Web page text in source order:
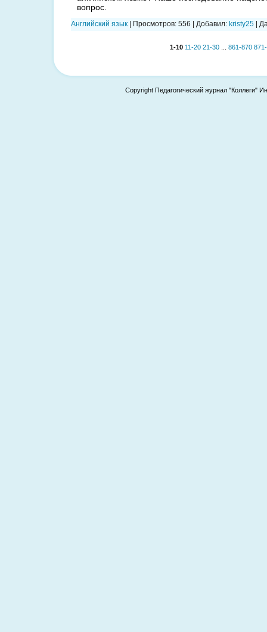
вопрос.
Английский язык Просмотров: 556 Добавил: kristy25
1-10 11-20 21-30 861-870
Copyright Педагогический журнал "Коллеги"